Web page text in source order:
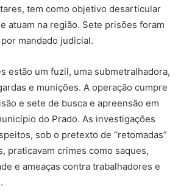
tem como objetivo desarticular
atuam na região. Sete prisões foram
mandado judicial.
estão um fuzil, uma submetralhadora,
e munições. A operação cumpre
e sete de busca e apreensão em
do Prado. As investigações
sob o pretexto de “retomadas”
praticavam crimes como saques,
e ameaças contra trabalhadores e